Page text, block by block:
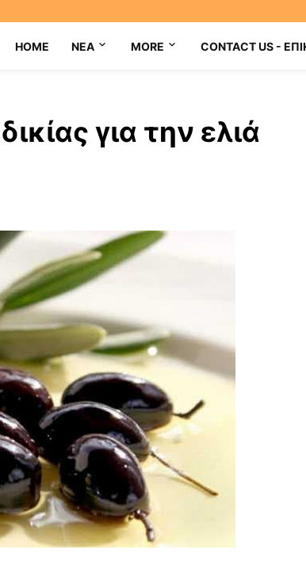
HOME NEA MORE CONTACT US -
για την ελιά